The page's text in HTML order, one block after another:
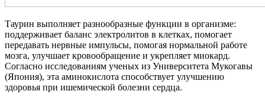
Таурин выполняет разнообразные функции в организме:
поддерживает баланс электролитов в клетках, помогает
передавать нервные импульсы, помогая нормальной работе
мозга, улучшает кровообращение и укрепляет миокард.
Согласно исследованиям ученых из Университета Мукогавы
(Япония), эта аминокислота способствует улучшению
здоровья при ишемической болезни сердца.